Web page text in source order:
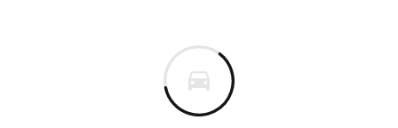
Baureihengeneration wie das